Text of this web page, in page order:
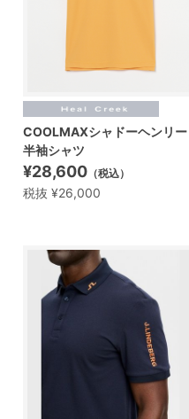
COOLMAXシャドーヘンリー
半袖シャツ
¥28,600 （税込）
税抜 ¥26,000